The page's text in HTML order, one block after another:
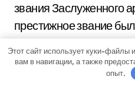
звания Заслуженного
престижное звание
признание его
области музыки.
Этот сайт использует куки-файлы
вам в навигации, а также
опыт.